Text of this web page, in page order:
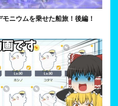
ニウムを乗せた船旅！後編！